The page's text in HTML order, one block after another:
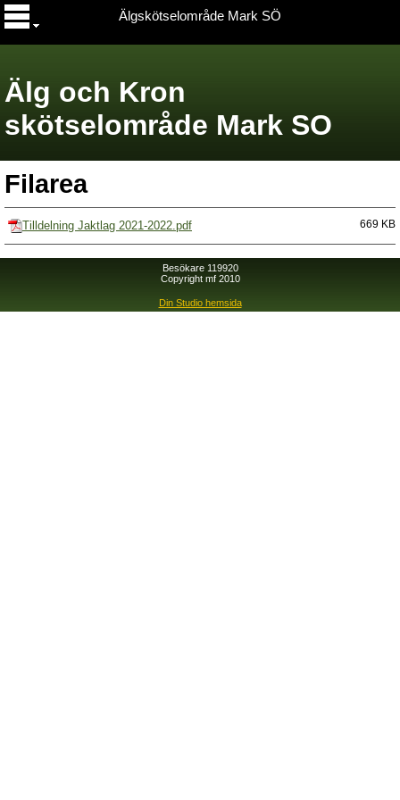
Älg och Kron
skötselområde Mark SO
Älgskötselområde Mark SÖ
Filarea
Tilldelning Jaktlag 2021-2022.pdf 669 KB
Besökare 119920
Copyright mf 2010
Din Studio hemsida